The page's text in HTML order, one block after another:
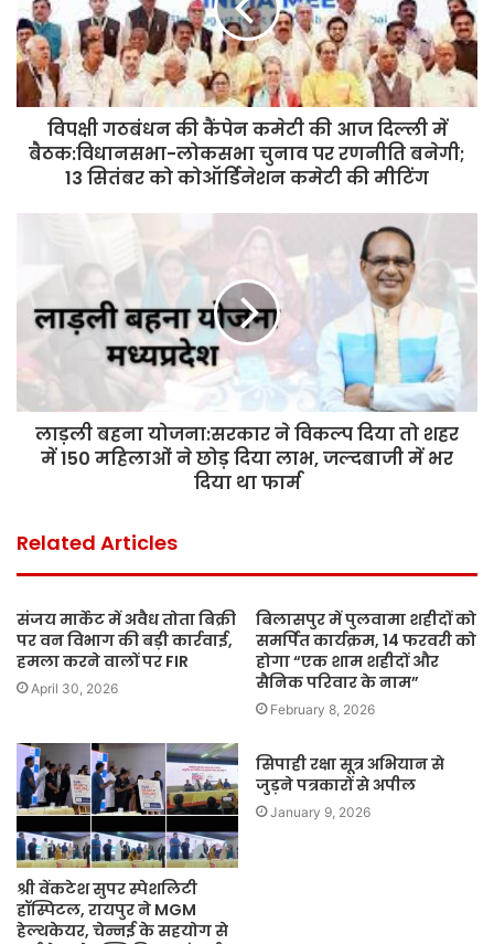
विपक्षी गठबंधन की कैंपेन कमेटी की आज दिल्ली में
बैठक:विधानसभा-लोकसभा चुनाव पर रणनीति बनेगी;
13 सितंबर को कोऑर्डिनेशन कमेटी की मीटिंग
लाड़ली बहना योजना:सरकार ने विकल्प दिया तो शहर
में 150 महिलाओं ने छोड़ दिया लाभ, जल्दबाजी में भर
दिया था फार्म
Related Articles
संजय मार्केट में अवैध तोता बिक्री
पर वन विभाग की बड़ी कार्रवाई,
हमला करने वालों पर FIR
April 30, 2026
बिलासपुर में पुलवामा शहीदों को
समर्पित कार्यक्रम, 14 फरवरी को
होगा “एक शाम शहीदों और
सैनिक परिवार के नाम”
February 8, 2026
श्री वेंकटेश सुपर स्पेशलिटी
हॉस्पिटल, रायपुर ने MGM
हेल्थकेयर, चेन्नई के सहयोग से
सिपाही रक्षा सूत्र अभियान से
जुड़ने पत्रकारों से अपील
January 9, 2026